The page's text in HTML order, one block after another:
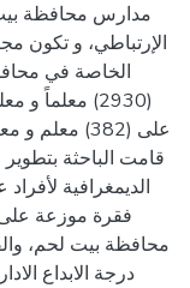
مدارس محافظة
الإرتباطي، و تكون
(2930) معلماً
قامت الباحثة
فقرة موزعة
درجة الابداع